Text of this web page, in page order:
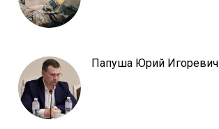
Папуша Юрий Игоревич